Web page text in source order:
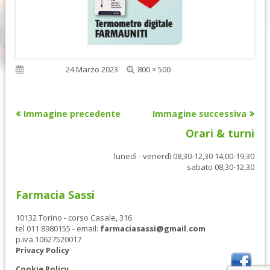
Pubblicato24 Marzo 2023
Dimensione
800 × 500
Immagine precedente Immagine successiva
Orari & turni
lunedì - venerdì 08,30-12,30 14,00-19,30
sabato 08,30-12,30
Farmacia Sassi
10132 Torino - corso Casale, 316
tel 011 8980155 - email: farmaciasassi@gmail.com
p.iva.10627520017
Privacy Policy